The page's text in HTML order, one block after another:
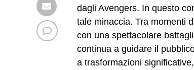
dagli Avengers. In questo
tale minaccia. Tra momenti
con una spettacolare
continua a guidare il
a trasformazioni